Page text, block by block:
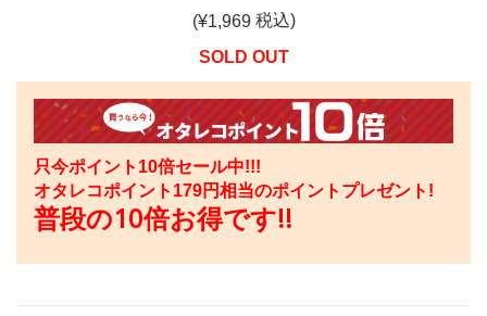
(¥1,969税込)
SOLD OUT
只今ポイント10倍セール中!!!
オタレコポイント 179円相当のポイントプレゼント!
普段の10倍お得です!!